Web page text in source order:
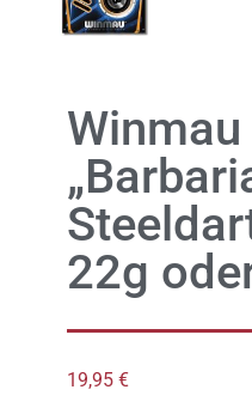
Winmau
22g
19,95 €